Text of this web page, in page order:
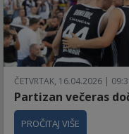
ČETVRTAK, 16.04.2026 |
Partizan večeras
PROČITAJ VIŠE